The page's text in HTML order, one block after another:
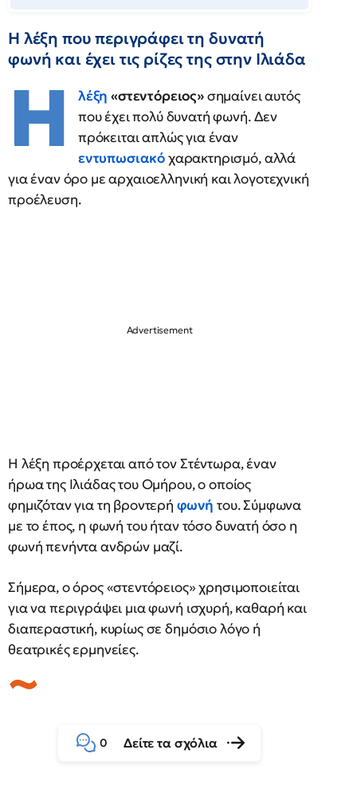
Η λέξη που περιγράφει τη δυνατή
φωνή και έχει τις ρίζες της στην Ιλιάδα
Η λέξη«στεντόρειος»σημαίνει αυτός
που έχει πολύ δυνατή φωνή. Δεν
πρόκειται απλώς για έναν
εντυπωσιακόχαρακτηρισμό, αλλά
για έναν όρο με αρχαιοελληνική και λογοτεχνική
προέλευση.
Η λέξη προέρχεται από τον Στέντωρα, έναν
ήρωα της Ιλιάδας του Ομήρου, ο οποίος
φημιζόταν για τη βροντερή φωνήτου. Σύμφωνα
με το έπος, η φωνή του ήταν τόσο δυνατή όσο η
φωνή πενήντα ανδρών μαζί.
Σήμερα, ο όρος «στεντόρειος» χρησιμοποιείται
για να περιγράψει μια φωνή ισχυρή, καθαρή και
διαπεραστική, κυρίως σε δημόσιο λόγο ή
θεατρικές ερμηνείες.
0 Δείτε τα σχόλια